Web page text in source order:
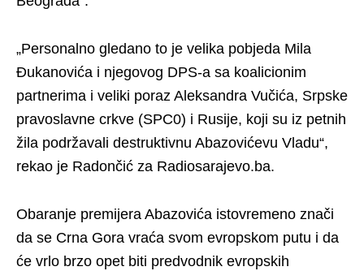
„Personalno gledano to je velika pobjeda Mila
Đukanovića i njegovog DPS-a sa koalicionim
partnerima i veliki poraz Aleksandra Vučića, Srpske
pravoslavne crkve (SPC0) i Rusije, koji su iz petnih
žila podržavali destruktivnu Abazovićevu Vladu“,
rekao je Radončić za Radiosarajevo.ba.
Obaranje premijera Abazovića istovremeno znači
da se Crna Gora vraća svom evropskom putu i da
će vrlo brzo opet biti predvodnik evropskih